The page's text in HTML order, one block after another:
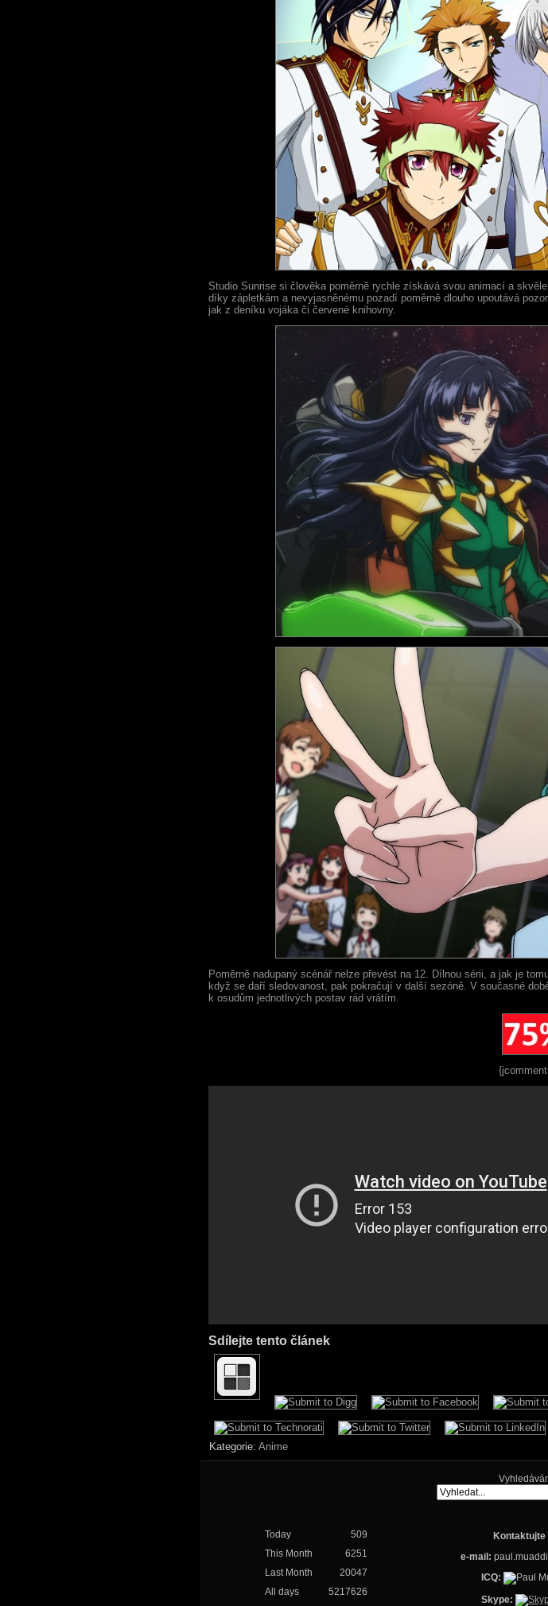
Studio Sunrise si člověka poměrně rychle získává svou animací a
díky zápletkám a nevyjasněnému pozadí poměrně dlouho upoutává
jak z deníku vojáka či červené knihovny.
Poměrně nadupaný scénář nelze převést na 12. Dílnou sérii, a jak je
když se daří sledovanost, pak pokračují v další sezóně. V současné
k osudům jednotlivých postav rád vrátím.
Sdílejte tento článek
Kategorie: Anime
Today
This Month
Last Month
All days
509
6251
20047
5217626
Kontaktujte
e-mail:
ICQ:
Skype: